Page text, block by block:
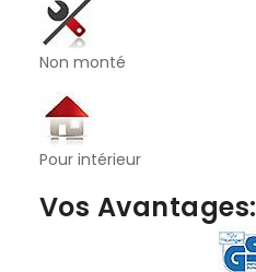
Non monté
Pour intérieur
Vos Avantages: